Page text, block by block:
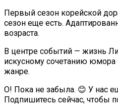
Первый сезон корейской
сезон еще есть.
возраста.
В центре событий — жизнь
искусному сочетанию юмора
жанре.
О! Пока не забыла. 😊 У нас
Подпишитесь сейчас, чтобы